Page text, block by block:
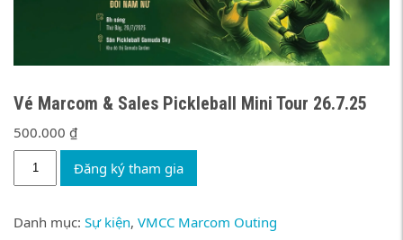
Vé Marcom & Sales Pickleball Mini Tour 26.7.25
500.000 ₫
Marcom
Pickleball
Đăng ký tham gia
Danh mục: Sự kiện, VMCC Marcom Outing